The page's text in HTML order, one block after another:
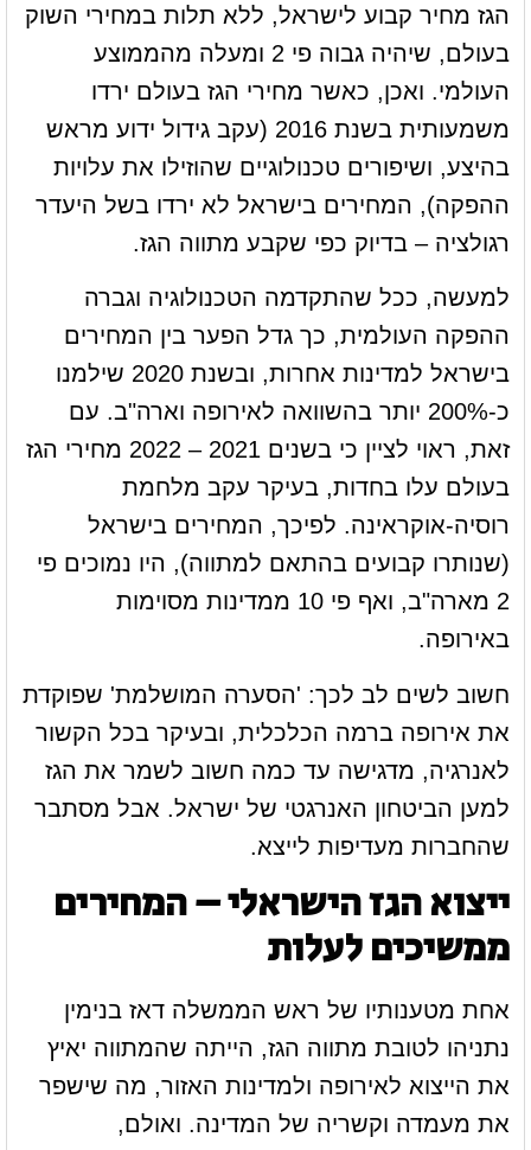
הגז מחיר קבוע לישראל, ללא תלות במחירי השוק
בעולם, שיהיה גבוה פי 2 ומעלה מהממוצע
העולמי. ואכן, כאשר מחירי הגז בעולם ירדו
משמעותית בשנת 2016 (עקב גידול ידוע מראש
בהיצע, ושיפורים טכנולוגיים שהוזילו את עלויות
ההפקה), המחירים בישראל לא ירדו בשל היעדר
רגולציה – בדיוק כפי שקבע מתווה הגז.
למעשה, ככל שהתקדמה הטכנולוגיה וגברה
ההפקה העולמית, כך גדל הפער בין המחירים
בישראל למדינות אחרות, ובשנת 2020 שילמנו
כ-200% יותר בהשוואה לאירופה וארה"ב. עם
זאת, ראוי לציין כי בשנים 2021 – 2022 מחירי הגז
בעולם עלו בחדות, בעיקר עקב מלחמת
רוסיה-אוקראינה. לפיכך, המחירים בישראל
(שנותרו קבועים בהתאם למתווה), היו נמוכים פי
2 מארה"ב, ואף פי 10 ממדינות מסוימות
באירופה.
חשוב לשים לב לכך: 'הסערה המושלמת' שפוקדת
את אירופה ברמה הכלכלית, ובעיקר בכל הקשור
לאנרגיה, מדגישה עד כמה חשוב לשמר את הגז
למען הביטחון האנרגטי של ישראל. אבל מסתבר
שהחברות מעדיפות לייצא.
ייצוא הגז הישראלי – המחירים
ממשיכים לעלות
אחת מטענותיו של ראש הממשלה דאז בנימין
נתניהו לטובת מתווה הגז, הייתה שהמתווה יאיץ
את הייצוא לאירופה ולמדינות האזור, מה שישפר
את מעמדה וקשריה של המדינה. ואולם,